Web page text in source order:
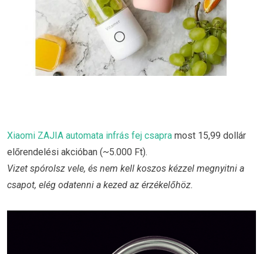
Xiaomi ZAJIA automata infrás fej csapra most 15,99 dollár
előrendelési akcióban (~5.000 Ft).
Vizet spórolsz vele, és nem kell koszos kézzel megnyitni a
csapot, elég odatenni a kezed az érzékelőhöz.